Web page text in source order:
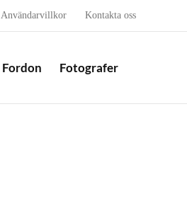
Användarvillkor Kontakta oss
Fordon Fotografer